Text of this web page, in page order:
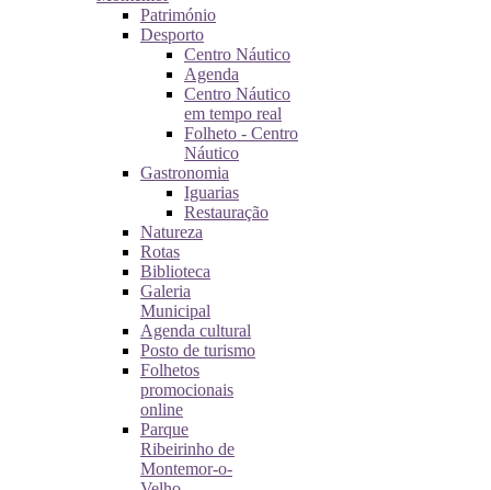
Património
Desporto
Centro Náutico
Agenda
Centro Náutico
em tempo real
Folheto - Centro
Náutico
Gastronomia
Iguarias
Restauração
Natureza
Rotas
Biblioteca
Galeria
Municipal
Agenda cultural
Posto de turismo
Folhetos
promocionais
online
Parque
Ribeirinho de
Montemor-o-